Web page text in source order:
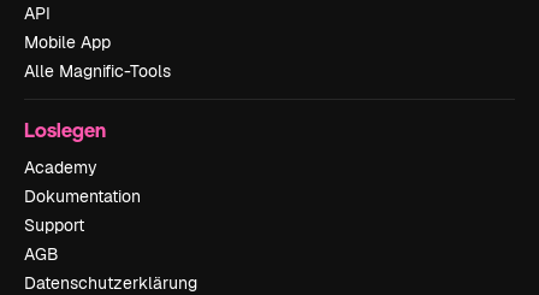
API
Mobile App
Alle Magnific-Tools
Loslegen
Academy
Dokumentation
Support
AGB
Datenschutzerklärung